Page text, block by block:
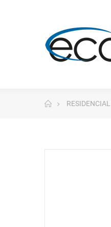
RESIDENCIAL